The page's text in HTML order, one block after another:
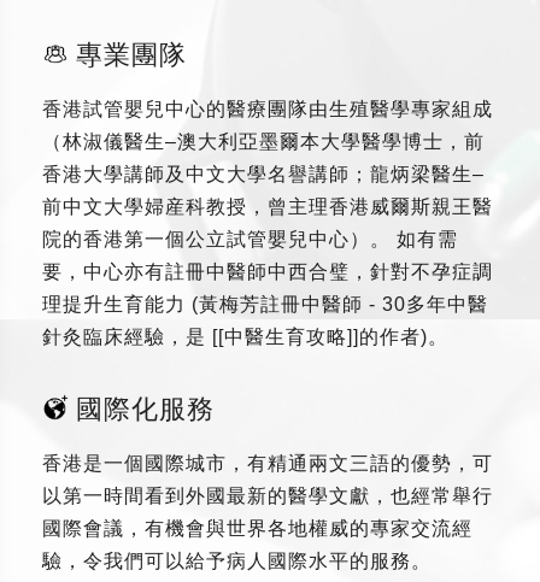
專業團隊
香港試管嬰兒中心的醫療團隊由生殖醫學專家組成
（林淑儀醫生–澳大利亞墨爾本大學醫學博士，前
香港大學講師及中文大學名譽講師；龍炳梁醫生–
前中文大學婦産科教授，曾主理香港威爾斯親王醫
院的香港第一個公立試管嬰兒中心）。 如有需
要，中心亦有註冊中醫師中西合璧，針對不孕症調
理提升生育能力 (黃梅芳註冊中醫師 - 30多年中醫
針灸臨床經驗，是 [[中醫生育攻略]]的作者)。
國際化服務
香港是一個國際城市，有精通兩文三語的優勢，可
以第一時間看到外國最新的醫學文獻，也經常舉行
國際會議，有機會與世界各地權威的專家交流經
驗，令我們可以給予病人國際水平的服務。